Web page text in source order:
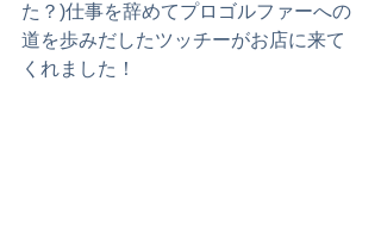
た？)仕事を辞めてプロゴルファーへの
道を歩みだしたツッチーがお店に来て
くれました！